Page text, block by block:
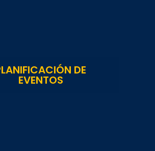
DE
EVENTOS